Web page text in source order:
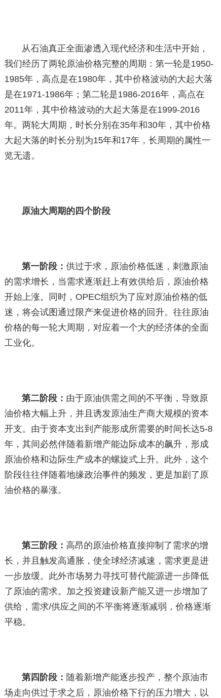
从石油真正全面渗透入现代经济和生活中开始，
我们经历了两轮原油价格完整的周期：第一轮是1950-
1985年，高点是在1980年，其中价格波动的大起大落
是在1971-1986年；第二轮是1986-2016年，高点在
2011年，其中价格波动的大起大落是在1999-2016
年。两轮大周期，时长分别在35年和30年，其中价格
大起大落的时长分别为15年和17年，长周期的属性一
览无遗。
原油大周期的四个阶段
第一阶段：供过于求，原油价格低迷，刺激原油
的需求增长，当需求逐渐赶上有效供给后，原油价格
开始上涨。同时，OPEC组织为了应对原油价格的低
迷，将会试图通过限产来促进价格的回升。往往原油
价格的每一轮大周期，对应着一个大的经济体的全面
工业化。
第二阶段： 由于原油供需之间的不平衡，导致原
油价格大幅上升，并且诱发原油生产商大规模的资本
开支。由于资本支出到产能形成所需要的时间长达5-8
年，其间必然伴随着新增产能边际成本的飙升，形成
原油价格和边际生产成本的螺旋式上升。此外，这个
阶段往往伴随着地缘政治事件的频发，更是加剧了原
油价格的暴涨。
第三阶段： 高昂的原油价格直接抑制了需求的增
长，并且触发高通胀，使全球经济减速，需求更是进
一步放缓。此外市场努力寻找可替代能源进一步降低
了原油的需求。加之投资建设新产能又进一步增加了
供给，需求/供应之间的不平衡将逐渐减弱，价格逐渐
平稳。
第四阶段： 随着新增产能逐步投产，整个原油市
场走向供过于求之后，原油价格下行的压力增大，以